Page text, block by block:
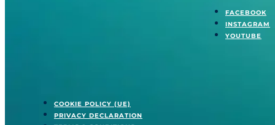
FACEBOOK
INSTAGRAM
YOUTUBE
COOKIE POLICY (UE)
PRIVACY DECLARATION